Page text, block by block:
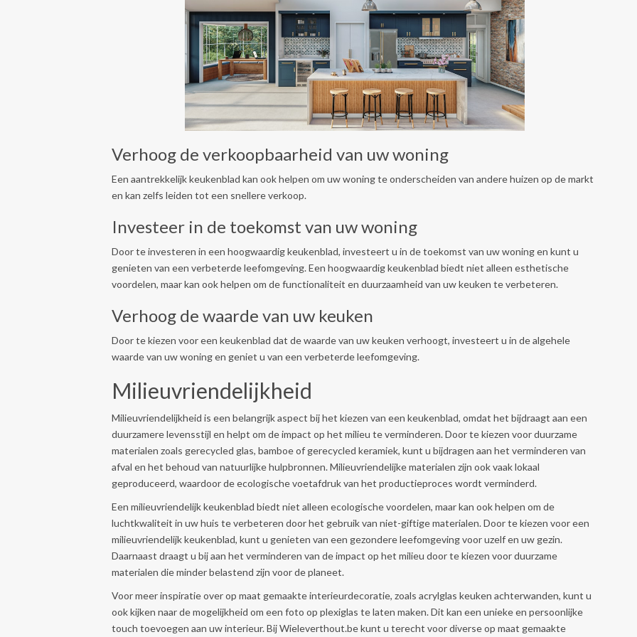
Verhoog de verkoopbaarheid van uw woning
Een aantrekkelijk keukenblad kan ook helpen om uw woning te onderscheiden van andere huizen op de markt
en kan zelfs leiden tot een snellere verkoop.
Investeer in de toekomst van uw woning
Door te investeren in een hoogwaardig keukenblad, investeert u in de toekomst van uw woning en kunt u
genieten van een verbeterde leefomgeving. Een hoogwaardig keukenblad biedt niet alleen esthetische
voordelen, maar kan ook helpen om de functionaliteit en duurzaamheid van uw keuken te verbeteren.
Verhoog de waarde van uw keuken
Door te kiezen voor een keukenblad dat de waarde van uw keuken verhoogt, investeert u in de algehele
waarde van uw woning en geniet u van een verbeterde leefomgeving.
Milieuvriendelijkheid
Milieuvriendelijkheid is een belangrijk aspect bij het kiezen van een keukenblad, omdat het bijdraagt aan een
duurzamere levensstijl en helpt om de impact op het milieu te verminderen. Door te kiezen voor duurzame
materialen zoals gerecycled glas, bamboe of gerecycled keramiek, kunt u bijdragen aan het verminderen van
afval en het behoud van natuurlijke hulpbronnen. Milieuvriendelijke materialen zijn ook vaak lokaal
geproduceerd, waardoor de ecologische voetafdruk van het productieproces wordt verminderd.
Een milieuvriendelijk keukenblad biedt niet alleen ecologische voordelen, maar kan ook helpen om de
luchtkwaliteit in uw huis te verbeteren door het gebruik van niet-giftige materialen. Door te kiezen voor een
milieuvriendelijk keukenblad, kunt u genieten van een gezondere leefomgeving voor uzelf en uw gezin.
Daarnaast draagt u bij aan het verminderen van de impact op het milieu door te kiezen voor duurzame
materialen die minder belastend zijn voor de planeet.
Voor meer inspiratie over op maat gemaakte interieurdecoratie, zoals acrylglas keuken achterwanden, kunt u
ook kijken naar de mogelijkheid om een foto op plexiglas te laten maken. Dit kan een unieke en persoonlijke
touch toevoegen aan uw interieur. Bij Wieleverthout.be kunt u terecht voor diverse op maat gemaakte